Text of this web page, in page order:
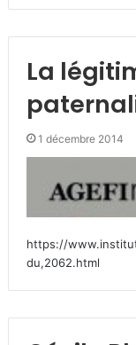
La
1 décembre 2014
https://
du,2062.html